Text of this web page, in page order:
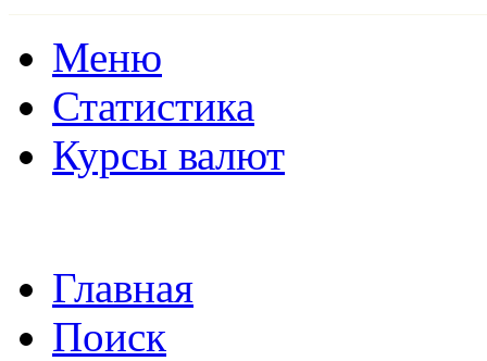
Меню
Статистика
Курсы валют
Главная
Поиск